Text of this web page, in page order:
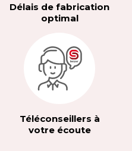
Délais de fabrication
optimal
Téléconseillers à
votre écoute